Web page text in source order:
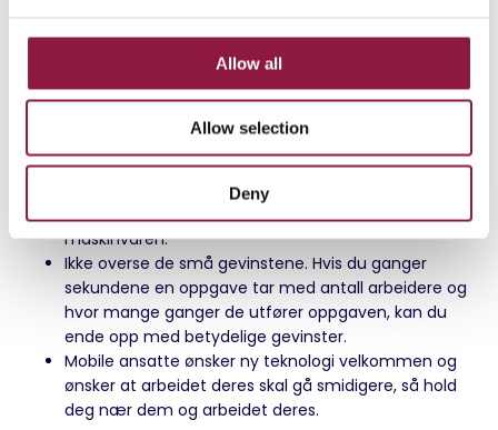
Allow all
Allow selection
Deny
For å høste produktivitetsgevinster av din digitale
og mobile investering for mobile ansatte råder vi
Se investeringen din som et økosystem der alt må
fungere sammen, fra apper og
enhetsadministrasjon, til logistikktjenester for
maskinvaren.
Ikke overse de små gevinstene. Hvis du ganger
sekundene en oppgave tar med antall arbeidere og
hvor mange ganger de utfører oppgaven, kan du
ende opp med betydelige gevinster.
Mobile ansatte ønsker ny teknologi velkommen og
ønsker at arbeidet deres skal gå smidigere, så hold
deg nær dem og arbeidet deres.